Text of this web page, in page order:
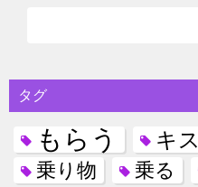
タグ
もらう キス
乗り物 乗る